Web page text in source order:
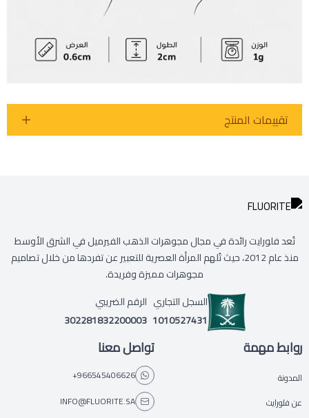
تقييمات المنتج
تُعد فلورايت رائدة في مجال مجوهرات الذهب الفيرميل في الشرق الأوسط
منذ عام 2012، حيث تُلهم المرأة العصرية للتعبير عن تفردها من خلال تصاميم
مجوهرات مميزة وفريدة.
السجل التجاري
1010527431
الرقم الضريبي
302281832200003
روابط مهمة
المدونة
عن فلورايت
تواصل معنا
+966545406626
INFO@FLUORITE.SA